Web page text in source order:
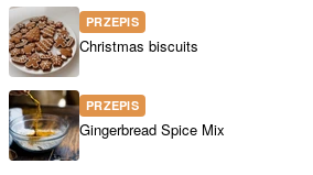
PRZEPIS
Christmas biscuits
PRZEPIS
Gingerbread Spice Mix